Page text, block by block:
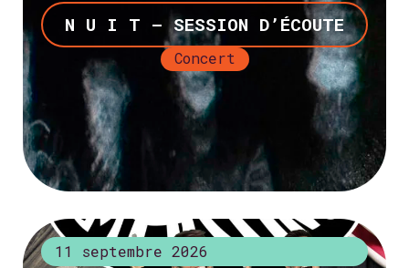
N U I T – SESSION D’ÉCOUTE
Concert
11 septembre 2026+ d’infos